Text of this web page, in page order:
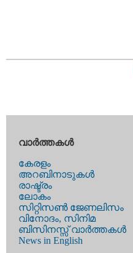
വാര്‍ത്തകള്‍
കേരളം
അറബിനാടുകള്‍
രാഷ്ട്രം
ലോകം
സിറ്റിസണ്‍ ജേണലിസം
വിനോദം, സിനിമ
ബിസിനസ്സ് വാര്‍ത്തകള്‍
News in English